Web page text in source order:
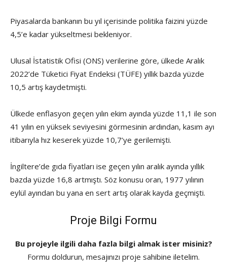
Piyasalarda bankanın bu yıl içerisinde politika faizini yüzde
4,5’e kadar yükseltmesi bekleniyor.
Ulusal İstatistik Ofisi (ONS) verilerine göre, ülkede Aralık
2022’de Tüketici Fiyat Endeksi (TÜFE) yıllık bazda yüzde
10,5 artış kaydetmişti.
Ülkede enflasyon geçen yılın ekim ayında yüzde 11,1 ile son
41 yılın en yüksek seviyesini görmesinin ardından, kasım ayı
itibarıyla hız keserek yüzde 10,7’ye gerilemişti.
İngiltere’de gıda fiyatları ise geçen yılın aralık ayında yıllık
bazda yüzde 16,8 artmıştı. Söz konusu oran, 1977 yılının
eylül ayından bu yana en sert artış olarak kayda geçmişti.
Proje Bilgi Formu
Bu projeyle ilgili daha fazla bilgi almak ister misiniz?
Formu doldurun, mesajınızı proje sahibine iletelim.